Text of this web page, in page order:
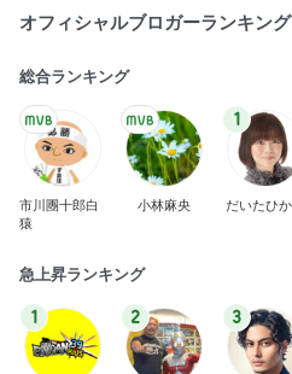
オフィシャルブロガーランキング
総合ランキング
市川團十郎白
猿
小林麻央
1
だいたひ
急上昇ランキング
1 2 3